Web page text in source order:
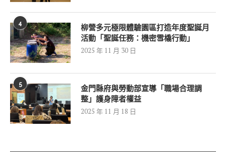
4
柳營多元極限體驗園區打造年度聖誕月
活動「聖誕任務：機密雪橇行動」
2025 年 11 月 30 日
5
金門縣府與勞動部宣導「職場合理調
整」護身障者權益
2025 年 11 月 18 日